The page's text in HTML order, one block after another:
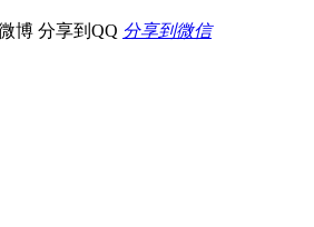
博 分享到QQ 分享到微信